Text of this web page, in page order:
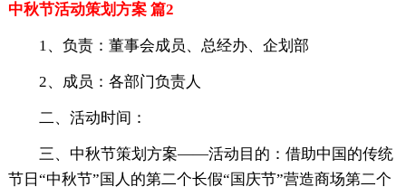
中秋节活动策划方案 篇2
1、负责：董事会成员、总经办、企划部
2、成员：各部门负责人
二、活动时间：
三、中秋节策划方案——活动目的：借助中国的传统
节日“中秋节”国人的第二个长假“国庆节”营造商场第二个